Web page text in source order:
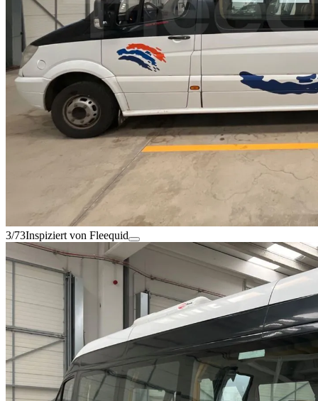
3/73Inspiziert von Fleequid